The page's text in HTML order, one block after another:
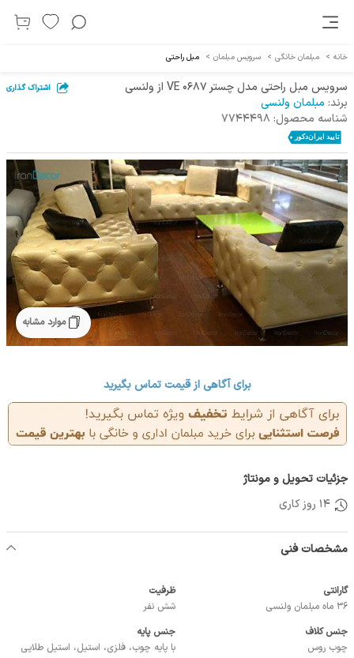
خانه > مبلمان خانگی > سرویس مبلمان > مبل راحتی
سرویس مبل راحتی مدل چستر VE 0687 از ولنسی اشتراک گذاری
برند: مبلمان ولنسی
شناسه محصول: 7744498
موارد مشابه
برای آگاهی از قیمت تماس بگیرید
جزئیات تحویل و مونتاژ
14 روز کاری
مشخصات فنی
گارانتی
36 ماه مبلمان ولنسی
ظرفیت
شش نفر
جنس کلاف
چوب روس
جنس پایه
با پایه چوب، فلزی، استیل، استیل طلایی